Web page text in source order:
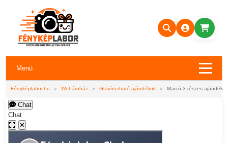
Menü
Fényképlabor.hu » Webáruház » Gravírozható ajándékok » Marcó 3 részes ajándék
Chat
Chat
✕